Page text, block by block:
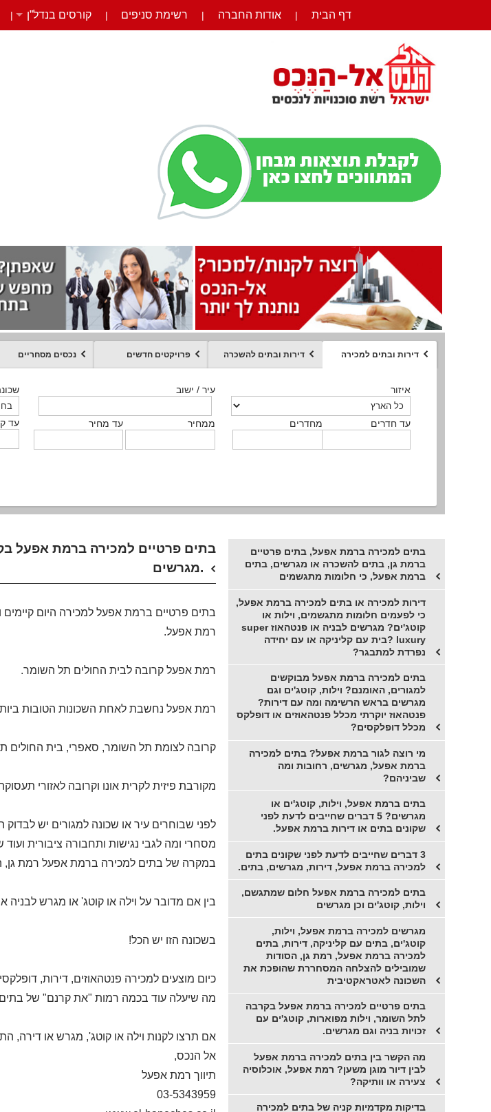
דף הבית | אודות החברה | רשימת סניפים | קורסים בנדל”ן |
דירות ובתים למכירה דירות ובתים להשכרה פרויקטים חדשים נכסים מסחריים
איזור
מחדרים עד חדרים
עיר / ישוב
ממחיר עד מחיר עד
איזור
מחדרים עד חדרים
עיר / ישוב
ממחיר עד מחיר עד
איזור
מחדרים עד חדרים
עיר / ישוב
ממחיר עד מחיר עד
איזור
סוג הנכס
עיר / ישוב
ממחיר עד מחיר עד
סוג הנכס ממחיר איזור
מחדרים עד חדרים
עיר / ישוב
מקומה עד קומה
איזור
סוג הנכס
עיר / ישוב
ממחיר עד מחיר
שכונה
מקומה
בתים פרטיים למכירה ברמת אפעל
מגרשים.
בתים פרטיים ברמת אפעל למכירה היום קיימים
רמת אפעל.
רמת אפעל קרובה לבית החולים תל השומר.
רמת אפעל נחשבת לאחת השכונות הטובות
קרובה לצומת תל השומר, סאפרי, בית החולים
מקורבת פיזית לקרית אונו וקרובה לאזורי
לפני שבוחרים עיר או שכונה למגורים יש
מסחרי ומה לגבי נגישות ותחבורה ציבורית
במקרה של בתים למכירה ברמת אפעל רמת גן,
בין אם מדובר על וילה או קוטג' או מגרש לבניה
בשכונה הזו יש הכל!
כיום מוצעים למכירה פנטהאוזים, דירות,
מה שיעלה עוד בכמה רמות "את קרנם" של
אם תרצו לקנות וילה או קוטג', מגרש או דירה,
אל הנכס,
תיווך רמת אפעל
03-5343959
בתים למכירה ברמת אפעל, בתים פרטיים
ברמת גן, בתים להשכרה או מגרשים, בתים
ברמת אפעל, כי חלומות מתגשמים
דירות למכירה או בתים למכירה ברמת אפעל,
כי לפעמים חלומות מתגשמים, וילות או
קוטג'ים? מגרשים לבניה או פנטהאוז super
luxury ?בית עם קליניקה או עם יחידה
נפרדת למתבגר?
בתים למכירה ברמת אפעל מבוקשים
למגורים, האומנם? וילות, קוטג'ים וגם
מגרשים בראש הרשימה ומה עם דירות?
פנטהאוז יוקרתי מכלל פנטהאוזים או דופלקס
מכלל דופלקסים?
מי רוצה לגור ברמת אפעל? בתים למכירה
ברמת אפעל, מגרשים, רחובות ומה
שביניהם?
בתים ברמת אפעל, וילות, קוטג'ים או
מגרשים? 5 דברים שחייבים לדעת לפני
שקונים בתים או דירות ברמת אפעל.
3 דברים שחייבים לדעת לפני שקונים בתים
למכירה ברמת אפעל, דירות, מגרשים, בתים.
בתים למכירה ברמת אפעל חלום שמתגשם,
וילות, קוטג'ים וכן מגרשים
מגרשים למכירה ברמת אפעל, וילות,
קוטג'ים, בתים עם קליניקה, דירות, בתים
למכירה ברמת אפעל, רמת גן, הסודות
שמובילים להצלחה המסחררת שהופכת את
השכונה לאטראקטיבית
בתים פרטיים למכירה ברמת אפעל בקרבה
לתל השומר, וילות מפוארות, קוטג'ים עם
זכויות בניה וגם מגרשים.
מה הקשר בין בתים למכירה ברמת אפעל
לבין דיור מוגן משען? רמת אפעל, אוכלוסיה
צעירה או וותיקה?
בדיקות מקדמיות קניה של בתים למכירה